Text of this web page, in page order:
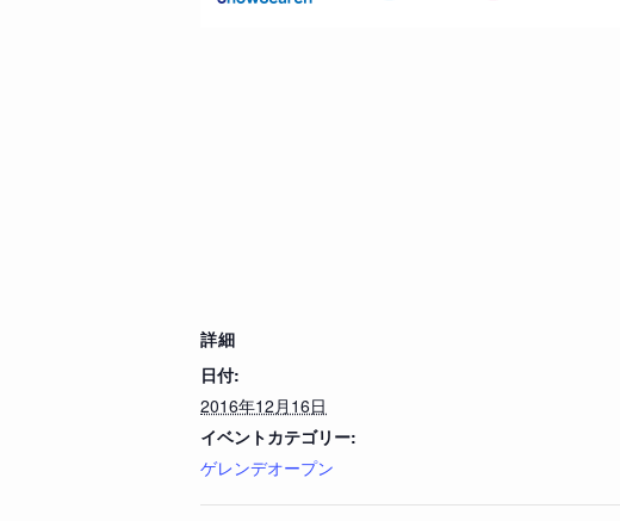
詳細
日付:
2016年12月16日
イベントカテゴリー:
ゲレンデオープン